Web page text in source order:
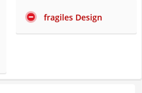
fragiles Design